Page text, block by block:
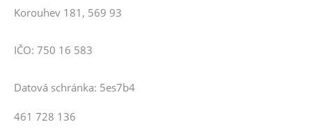
Korouhev 181, 569 93
IČO: 750 16 583
Datová schránka: 5es7b4
461 728 136